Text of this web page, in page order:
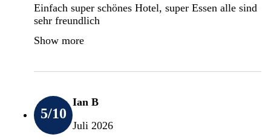
Einfach super schönes Hotel, super Essen alle sind
sehr freundlich
Show more
5/10
Ian B
Juli 2026